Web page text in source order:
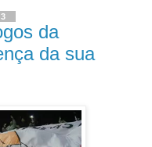
da
da sua